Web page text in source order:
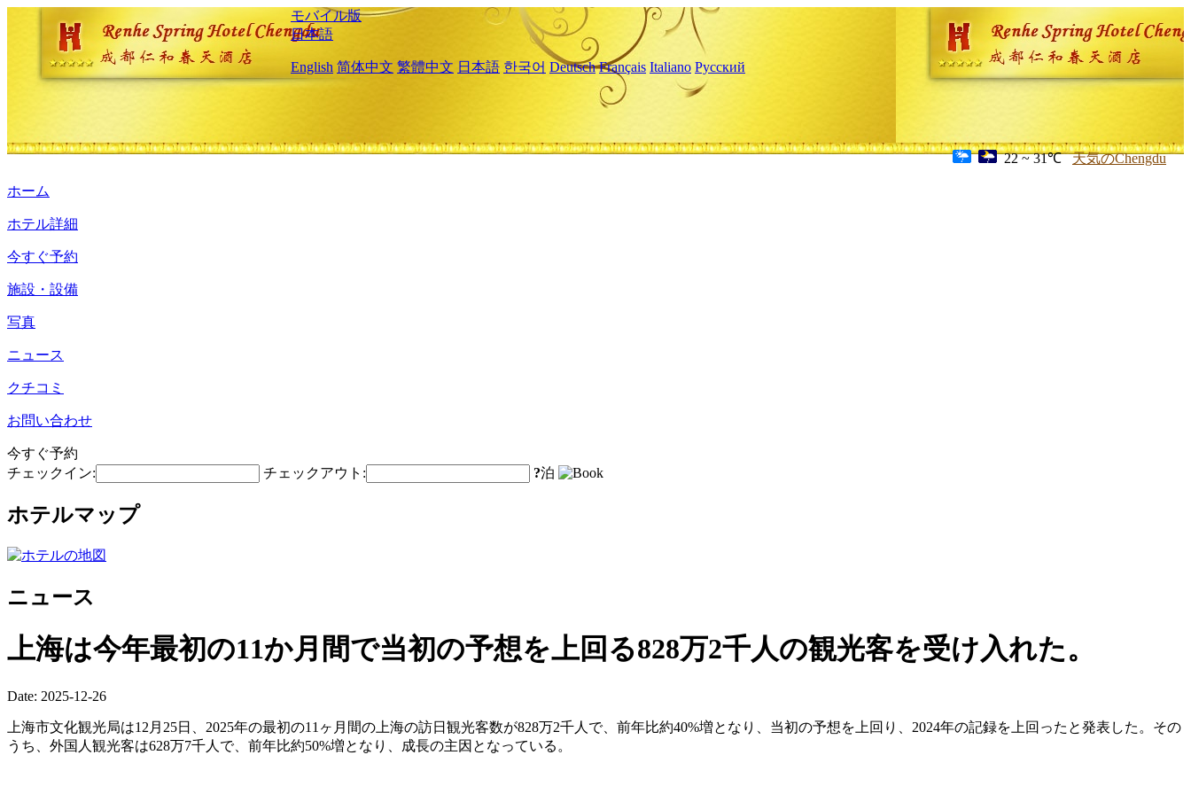
モバイル版
日本語
English 简体中文 繁體中文 日本語 한국어 Deutsch Français Italiano Русский
22 ~ 31℃ 天気のChengdu
ホーム
ホテル詳細
今すぐ予約
施設・設備
写真
ニュース
クチコミ
お問い合わせ
今すぐ予約
チェックイン:
チェックアウト: ?泊
ホテルマップ
ニュース
上海は今年最初の11か月間で当初の予想を上回る828万2千人の観光客を受け入れた。
Date: 2025-12-26
上海市文化観光局は12月25日、2025年の最初の11ヶ月間の上海の訪日観光客数が828万2千人で、前年比約40%増となり、当初の予想を上回り、2024年の記録を上回ったと発表した。その
うち、外国人観光客は628万7千人で、前年比約50%増となり、成長の主因となっている。